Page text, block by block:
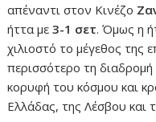
απέναντι στον Κινέζο
ήττα με3-1 σετ. Όμως η
χιλιοστό το μέγεθος της
περισσότερο τη
κορυφή του κόσμου και
Ελλάδας, της Λέσβου και